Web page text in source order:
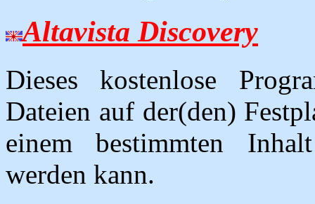
Altavista Discovery
Dieses kostenlose
Dateien auf der(den)
einem bestimmten
werden kann.